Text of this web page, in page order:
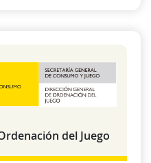
del Juego